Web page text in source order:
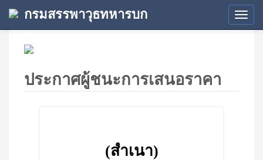
กรมสรรพาวุธทหารบก
ประกาศผู้ชนะการเสนอราคา
(สำเนา)